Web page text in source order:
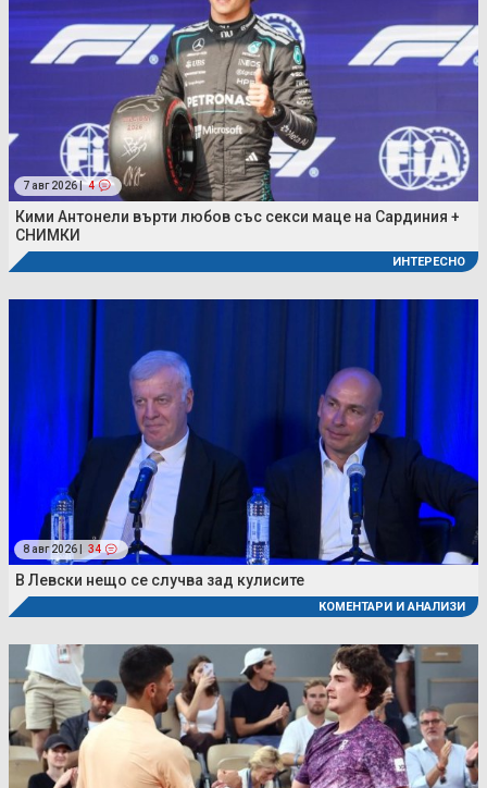
7 авг 2026 | 4
Кими Антонели върти любов със секси маце на Сардиния +
СНИМКИ
ИНТЕРЕСНО
8 авг 2026 | 34
В Левски нещо се случва зад кулисите
КОМЕНТАРИ И АНАЛИЗИ